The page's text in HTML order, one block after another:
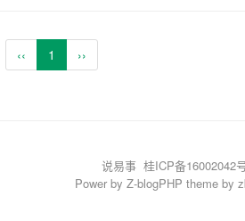
‹‹ 1 ››
说易事 桂ICP备16002042
Power by Z-blogPHP theme by